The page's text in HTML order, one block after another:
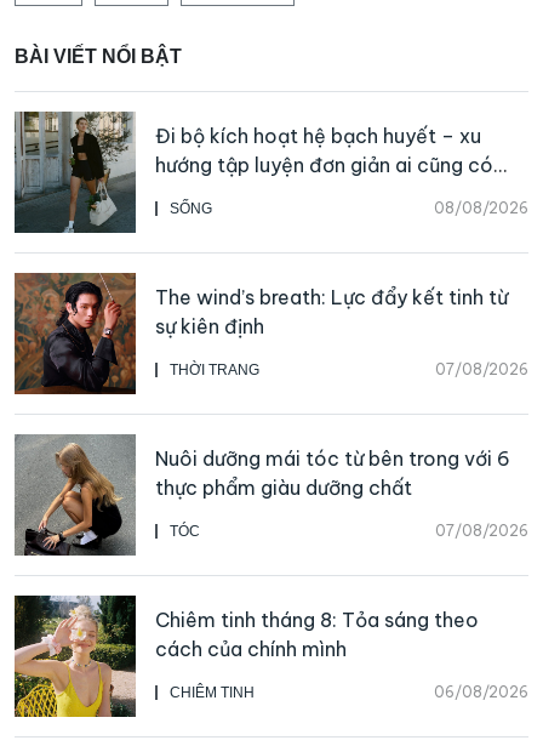
BÀI VIẾT NỔI BẬT
SỐNG 08/08/2026
Đi bộ kích hoạt hệ bạch huyết – xu
hướng tập luyện đơn giản ai cũng có
thể bắt đầu
THỜI TRANG 07/08/2026
The wind’s breath: Lực đẩy kết tinh từ
sự kiên định
TÓC 07/08/2026
Nuôi dưỡng mái tóc từ bên trong với 6
thực phẩm giàu dưỡng chất
CHIÊM TINH 06/08/2026
Chiêm tinh tháng 8: Tỏa sáng theo
cách của chính mình